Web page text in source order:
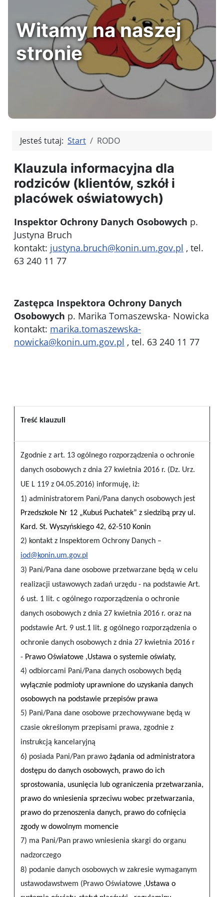
Witamy na naszej
stronie
Jesteś tutaj: Start RODO
Klauzula informacyjna dla
rodziców (klientów, szkół i
placówek oświatowych)
Inspektor Ochrony Danych Osobowych p.
Justyna Bruch
kontakt: justyna.bruch@konin.um.gov.pl , tel.
63 240 11 77
Zastępca Inspektora Ochrony Danych
Osobowych p. Marika Tomaszewska- Nowicka
kontakt: marika.tomaszewska-
nowicka@konin.um.gov.pl , tel. 63 240 11 77
Treść klauzuli
Zgodnie z art. 13 ogólnego rozporządzenia o ochronie
danych osobowych z dnia 27 kwietnia 2016 r. (Dz. Urz.
UE L 119 z 04.05.2016) informuję, iż:
1) administratorem Pani/Pana danych osobowych jest
Przedszkole Nr 12 „Kubuś Puchatek” z siedzibą przy ul.
Kard. St. Wyszyńskiego 42, 62-510 Konin
2) kontakt z Inspektorem Ochrony Danych –
iod@konin.um.gov.pl
3) Pani/Pana dane osobowe przetwarzane będą w celu
realizacji ustawowych zadań urzędu - na podstawie Art.
6 ust. 1 lit. c ogólnego rozporządzenia o ochronie
danych osobowych z dnia 27 kwietnia 2016 r. oraz na
podstawie Art. 9 ust.1 lit. g ogólnego rozporządzenia o
ochronie danych osobowych z dnia 27 kwietnia 2016 r
- Prawo Oświatowe ,Ustawa o systemie oświaty,
4) odbiorcami Pani/Pana danych osobowych będą
wyłącznie podmioty uprawnione do uzyskania danych
osobowych na podstawie przepisów prawa
5) Pani/Pana dane osobowe przechowywane będą w
czasie określonym przepisami prawa, zgodnie z
instrukcją kancelaryjną
6) posiada Pani/Pan prawo żądania od administratora
dostępu do danych osobowych, prawo do ich
sprostowania, usunięcia lub ograniczenia przetwarzania,
prawo do wniesienia sprzeciwu wobec przetwarzania,
prawo do przenoszenia danych, prawo do cofnięcia
zgody w dowolnym momencie
7) ma Pani/Pan prawo wniesienia skargi do organu
nadzorczego
8) podanie danych osobowych w zakresie wymaganym
ustawodawstwem (Prawo Oświatowe ,Ustawa o